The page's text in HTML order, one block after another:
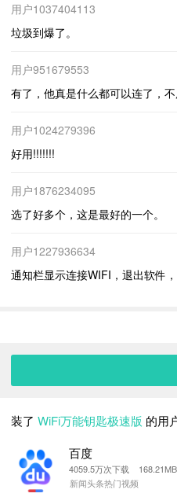
用户1037404113
垃圾到爆了。
用户951679553
有了，他真是什么都可以连了，
用户1024279396
好用!!!!!!!
用户1876234095
选了好多个，这是最好的一个。
用户1227936634
通知栏显示连接WIFI，退出软件
装了 WiFi万能钥匙极速版 的用
百度
4059.5万次下载 168.21MB
新闻头条热门视频